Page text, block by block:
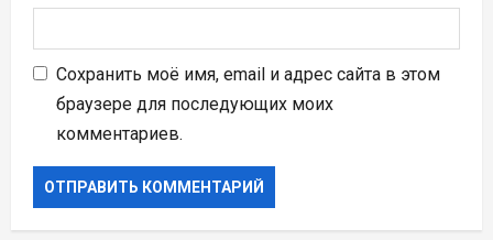
Сохранить моё имя, email и адрес сайта в этом
браузере для последующих моих
комментариев.